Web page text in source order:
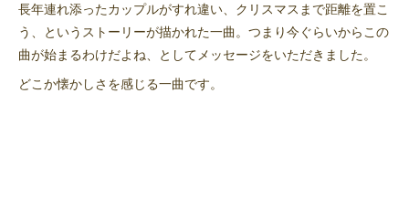
長年連れ添ったカップルがすれ違い、クリスマスまで距離を置こ
う、というストーリーが描かれた一曲。つまり今ぐらいからこの
曲が始まるわけだよね、としてメッセージをいただきました。
どこか懐かしさを感じる一曲です。